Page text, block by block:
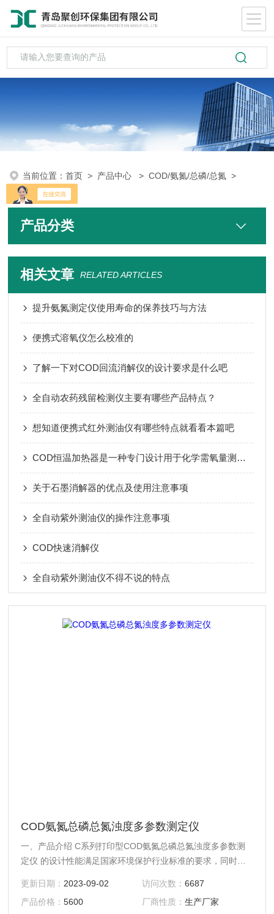
当前位置：首页 > 产品中心 >COD/氨氮/总磷/总氮 >
产品分类
相关文章 RELATED ARTICLES
提升氨氮测定仪使用寿命的保养技巧与方法
便携式溶氧仪怎么校准的
了解一下对COD回流消解仪的设计要求是什么吧
全自动农药残留检测仪主要有哪些产品特点？
想知道便携式红外测油仪有哪些特点就看看本篇吧
COD恒温加热器是一种专门设计用于化学需氧量测定的设备
关于石墨消解器的优点及使用注意事项
全自动紫外测油仪的操作注意事项
COD快速消解仪
全自动紫外测油仪不得不说的特点
COD氨氮总磷总氮浊度多参数测定仪
一、产品介绍 C系列打印型COD氨氮总磷总氮浊度多参数测
定仪 的设计性能满足国家环境保护行业标准的要求，同时将
检测原理取代传统的方法，消除了人为误差，测量分辨率大大
提高，实现了测定过程的自动化。可广泛地应用于厂矿企业排
更新日期： 2023-09-02 访问次数： 6687
产品价格：5600 厂商性质： 生产厂家